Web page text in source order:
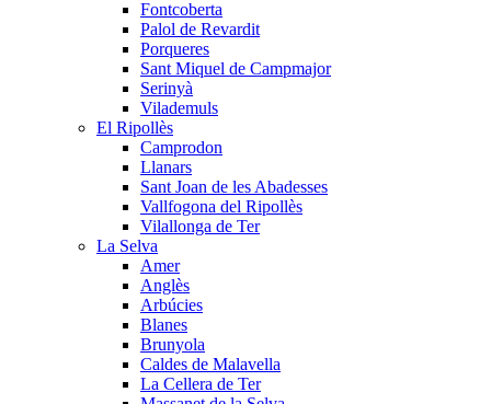
Fontcoberta
Palol de Revardit
Porqueres
Sant Miquel de Campmajor
Serinyà
Vilademuls
El Ripollès
Camprodon
Llanars
Sant Joan de les Abadesses
Vallfogona del Ripollès
Vilallonga de Ter
La Selva
Amer
Anglès
Arbúcies
Blanes
Brunyola
Caldes de Malavella
La Cellera de Ter